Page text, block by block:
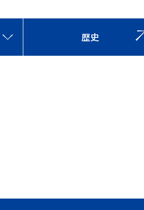
歴史